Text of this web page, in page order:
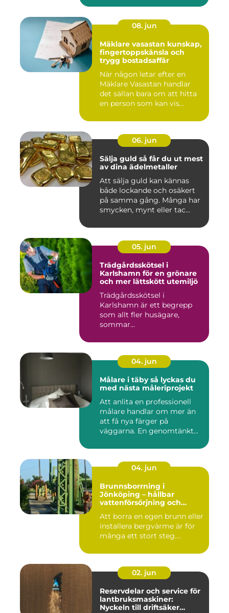
08. jun
Mäklare vasastan kunskap,
fingertoppskänsla och
trygg bostadsaffär
När någon letar efter en
Mäklare Vasastan handlar
det sällan bara om att hitta
en person som kan vis...
06. jun
Sälja guld så får du ut mest
av dina ädelmetaller
Att sälja guld kan kännas
både lockande och osäkert
på samma gång. Många har
smycken, mynt eller tac...
05. jun
Trädgårdsskötsel i
Karlshamn för en grönare
och mer lättskött utemiljö
Trädgårdsskötsel i
Karlshamn är ett begrepp
som allt fler husägare,
sommar...
04. jun
Målare i täby så lyckas du
med nästa måleriprojekt
Att anlita en professionell
målare handlar om mer än
att få nya färger på
väggarna. En genomtänkt
04. jun
Brunnsborrning i
Jönköping – hållbar
vattenförsörjning och
Att borra en egen brunn eller
installera bergvärme är för
många ett stort steg....
02. jun
Reservdelar och service för
lantbruksmaskiner:
Nyckeln till driftsäker